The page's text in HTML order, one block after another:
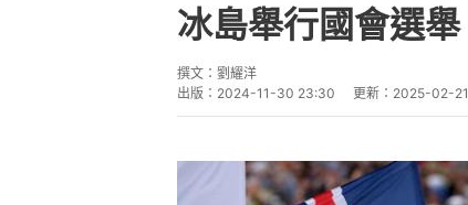
冰島舉行國會選
撰文： 劉耀洋
出版： 2024-11-30 23:30 更新： 2025-02-